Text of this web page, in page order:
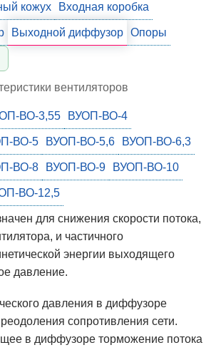
кожух Входная коробка
Выходной диффузор Опоры
вентиляторов
ВО-3,55 ВУОП-ВО-4
ВО-5 ВУОП-ВО-5,6 ВУОП-ВО-6,3
ВО-8 ВУОП-ВО-9 ВУОП-ВО-10
ВО-12,5
для снижения скорости потока,
и частичного
энергии выходящего
давление.
давления в диффузоре
сопротивления сети.
в диффузоре торможение потока